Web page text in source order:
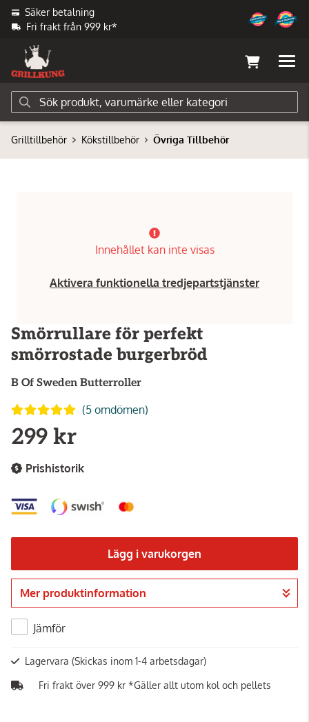
Säker betalning
Fri frakt från 999 kr*
Grilltillbehör Kökstillbehör Övriga Tillbehör
Innehållet kan inte visas
Aktivera funktionella tredjepartstjänster
Smörrullare för perfekt
smörrostade burgerbröd
B Of Sweden Butterroller
(5 omdömen)
299 kr
Prishistorik
Lägg i varukorgen
Gå till kassan
Mer produktinformation
Jämför
Lagervara (Skickas inom 1-4 arbetsdagar)
Fri frakt över 999 kr *Gäller allt utom kol och pellets